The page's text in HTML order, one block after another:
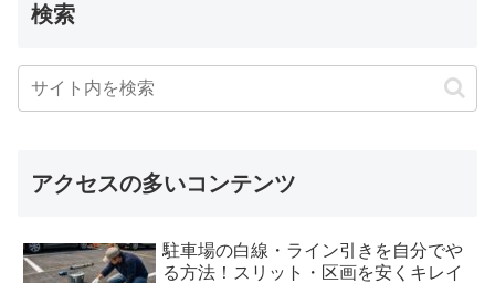
検索
アクセスの多いコンテンツ
駐車場の白線・ライン引きを自分でや
る方法！スリット・区画を安くキレイ